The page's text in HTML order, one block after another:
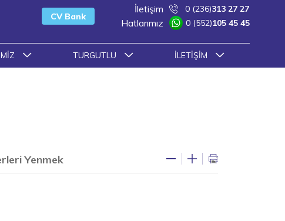
TURGUTLU İLETIŞIM
CV Bank
İletişim 0 (236)313 27 27
Hatlarımız 0 (552)105 45 45
Yenmek